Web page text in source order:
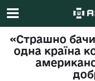
«Страшно
одна країна